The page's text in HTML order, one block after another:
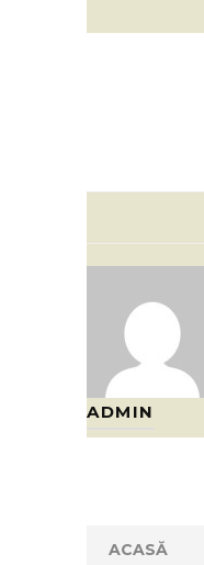
ADMIN
ACASĂ